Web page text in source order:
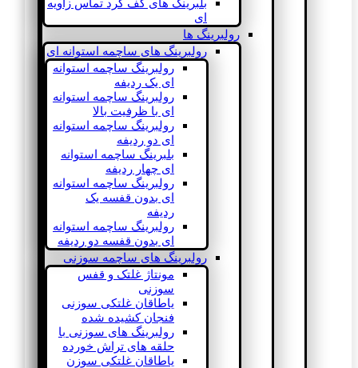
بلبرینگ های کف گرد تماس زاویه
ای
رولبرینگ ها
رولبرینگ های ساچمه استوانه ای
رولبرینگ ساچمه استوانه
ای یک ردیفه
رولبرینگ ساچمه استوانه
ای با ظرفیت بالا
رولبرینگ ساچمه استوانه
ای دو ردیفه
بلبرینگ ساچمه استوانه
ای چهار ردیفه
رولبرینگ ساچمه استوانه
ای بدون قفسه یک
ردیفه
رولبرینگ ساچمه استوانه
ای بدون قفسه دو ردیفه
رولبرینگ های ساچمه سوزنی
مونتاژ غلتک و قفس
سوزنی
یاطاقان غلتکی سوزنی
فنجان کشیده شده
رولبرینگ های سوزنی با
حلقه های تراش خورده
یاطاقان غلتکی سوزن